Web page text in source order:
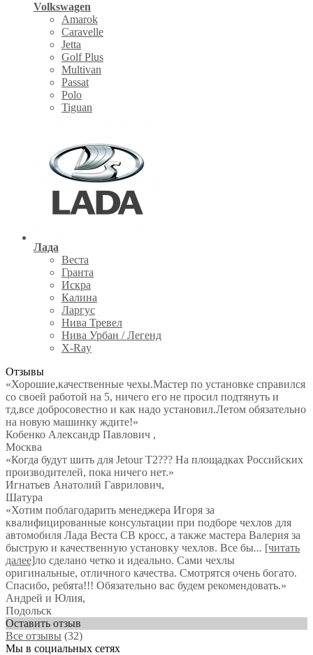
Volkswagen
Amarok
Caravelle
Jetta
Golf Plus
Multivan
Passat
Polo
Tiguan
Лада
Веста
Гранта
Искра
Калина
Ларгус
Нива Тревел
Нива Урбан / Легенд
X-Ray
Отзывы
«Хорошие,качественные чехы.Мастер по установке справился
со своей работой на 5, ничего его не просил подтянуть и
тд,все добросовестно и как надо установил.Летом обязательно
на новую машинку ждите!»
Кобенко Александр Павлович ,
Москва
«Когда будут шить для Jetour T2??? На площадках Российских
производителей, пока ничего нет.»
Игнатьев Анатолий Гаврилович,
Шатура
«Хотим поблагодарить менеджера Игоря за
квалифицированные консультации при подборе чехлов для
автомобиля Лада Веста СВ кросс, а также мастера Валерия за
быструю и качественную установку чехлов. Все бы... [читать
далее]ло сделано четко и идеально. Сами чехлы
оригинальные, отличного качества. Смотрятся очень богато.
Спасибо, ребята!!! Обязательно вас будем рекомендовать.»
Андрей и Юлия,
Подольск
Оставить отзыв
Все отзывы (32)
Мы в социальных сетях